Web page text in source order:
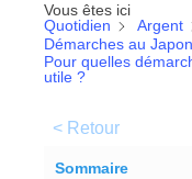
Vous êtes ici
Quotidien
Argent
Démarches au Japon
Pour quelles
utile ?
< Retour
Sommaire